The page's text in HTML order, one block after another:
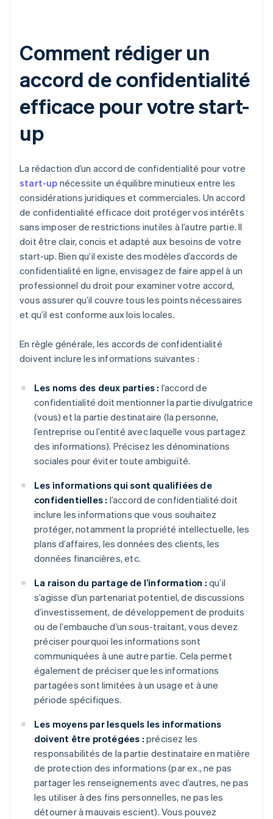
Comment rédiger un
accord de confidentialité
efficace pour votre start-
up
La rédaction d’un accord de confidentialité pour votre
start-up nécessite un équilibre minutieux entre les
considérations juridiques et commerciales. Un accord
de confidentialité efficace doit protéger vos intérêts
sans imposer de restrictions inutiles à l’autre partie. Il
doit être clair, concis et adapté aux besoins de votre
start-up. Bien qu’il existe des modèles d’accords de
confidentialité en ligne, envisagez de faire appel à un
professionnel du droit pour examiner votre accord,
vous assurer qu’il couvre tous les points nécessaires
et qu’il est conforme aux lois locales.
En règle générale, les accords de confidentialité
doivent inclure les informations suivantes :
Les noms des deux parties : l’accord de
confidentialité doit mentionner la partie divulgatrice
(vous) et la partie destinataire (la personne,
l’entreprise ou l’entité avec laquelle vous partagez
des informations). Précisez les dénominations
sociales pour éviter toute ambiguïté.
Les informations qui sont qualifiées de
confidentielles : l’accord de confidentialité doit
inclure les informations que vous souhaitez
protéger, notamment la propriété intellectuelle, les
plans d’affaires, les données des clients, les
données financières, etc.
La raison du partage de l’information : qu’il
s’agisse d’un partenariat potentiel, de discussions
d’investissement, de développement de produits
ou de l’embauche d’un sous-traitant, vous devez
préciser pourquoi les informations sont
communiquées à une autre partie. Cela permet
également de préciser que les informations
partagées sont limitées à un usage et à une
période spécifiques.
Les moyens par lesquels les informations
doivent être protégées : précisez les
responsabilités de la partie destinataire en matière
de protection des informations (par ex., ne pas
partager les renseignements avec d’autres, ne pas
les utiliser à des fins personnelles, ne pas les
détourner à mauvais escient). Vous pouvez